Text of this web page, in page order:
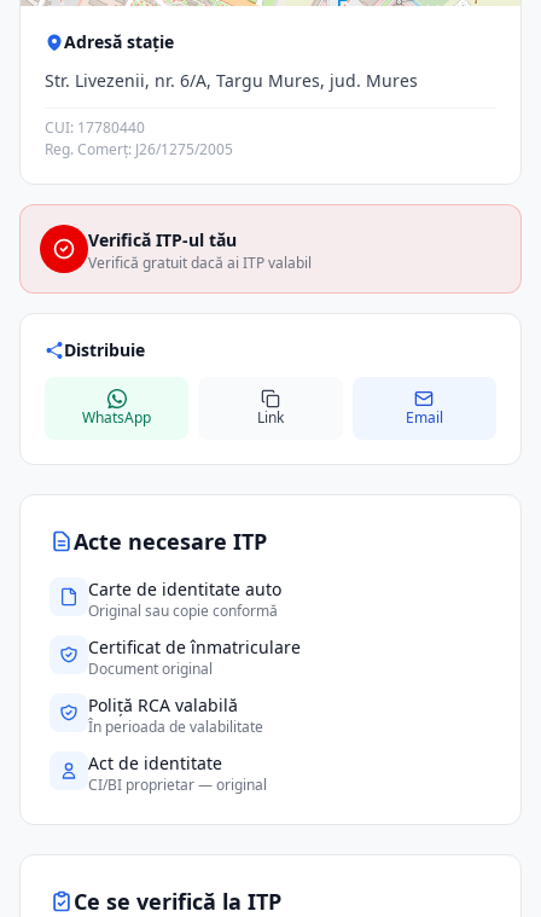
Acte necesare ITP
Carte de identitate auto
Original sau copie conformă
Certificat de înmatriculare
Document original
Poliță RCA valabilă
În perioada de valabilitate
Act de identitate
CI/BI proprietar — original
Ce se verifică la ITP
Adresă stație
Str. Livezenii, nr. 6/A, Targu Mures, jud. Mures
CUI: 17780440
Reg. Comerț: J26/1275/2005
Verifică ITP-ul tău
Verifică gratuit dacă ai ITP valabil
Distribuie
WhatsApp Link Email